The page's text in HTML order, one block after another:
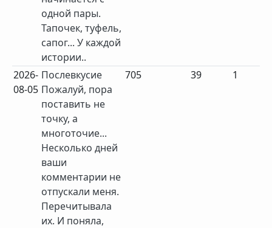
одной пары.
Тапочек, туфель,
сапог... У каждой
истории..
2026-
08-05
Послевкусие
Пожалуй, пора
поставить не
точку, а
многоточие...
Несколько дней
ваши
комментарии не
отпускали меня.
Перечитывала
их. И поняла,
705 39 1